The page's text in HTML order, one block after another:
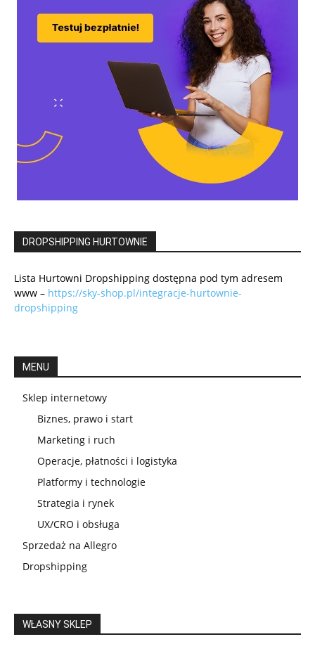
DROPSHIPPING HURTOWNIE
Lista Hurtowni Dropshipping dostępna pod tym adresem
www – https://sky-shop.pl/integracje-hurtownie-
dropshipping
MENU
Sklep internetowy
Biznes, prawo i start
Marketing i ruch
Operacje, płatności i logistyka
Platformy i technologie
Strategia i rynek
UX/CRO i obsługa
Sprzedaż na Allegro
Dropshipping
WŁASNY SKLEP